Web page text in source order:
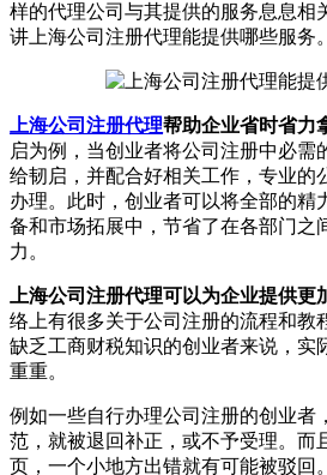
样的代理公司与其提供的服务息息相
讲上海公司注册代理能提供哪些服务。
上海公司注册代理帮助企业省时省力
启为例，当创业者将公司注册中必需
给韧启，并配合好相关工作，专业的
办理。此时，创业者可以将全部的精
备和市场拓展中，节省了在各部门之
力。
上海公司注册代理可以为企业提供更
络上有很多关于公司注册的流程和教
缺乏工商财税知识的创业者来说，实
重重。
例如一些自行办理公司注册的创业者
范，就被退回补正，或不予受理。而
页，一个小地方出错就有可能被驳回。